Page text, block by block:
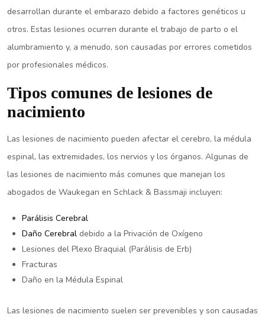
desarrollan durante el embarazo debido a factores genéticos u
otros. Estas lesiones ocurren durante el trabajo de parto o el
alumbramiento y, a menudo, son causadas por errores cometidos
por profesionales médicos.
Tipos comunes de lesiones de
nacimiento
Las lesiones de nacimiento pueden afectar el cerebro, la médula
espinal, las extremidades, los nervios y los órganos. Algunas de
las lesiones de nacimiento más comunes que manejan los
abogados de Waukegan en Schlack & Bassmaji incluyen:
Parálisis Cerebral
Daño Cerebral debido a la Privación de Oxígeno
Lesiones del Plexo Braquial (Parálisis de Erb)
Fracturas
Daño en la Médula Espinal
Las lesiones de nacimiento suelen ser prevenibles y son causadas